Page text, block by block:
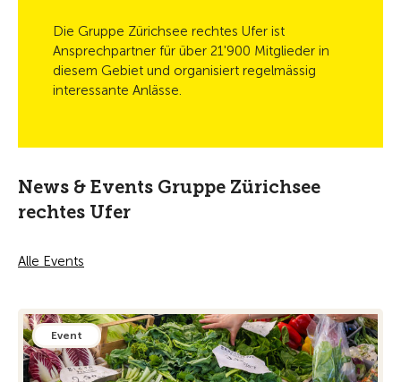
Die Gruppe Zürichsee rechtes Ufer ist
Ansprechpartner für über 21'900 Mitglieder in
diesem Gebiet und organisiert regelmässig
interessante Anlässe.
News & Events Gruppe Zürichsee
rechtes Ufer
Alle Events
Event